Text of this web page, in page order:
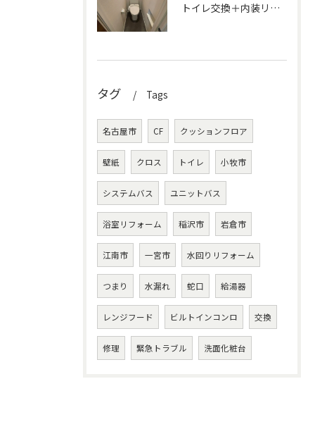
トイレ交換＋内装リフォームで明るく清潔な空間に
タグ Tags
名古屋市 CF クッションフロア
壁紙 クロス トイレ 小牧市
システムバス ユニットバス
浴室リフォーム 稲沢市 岩倉市
江南市 一宮市 水回りリフォーム
つまり 水漏れ 蛇口 給湯器
レンジフード ビルトインコンロ 交換
修理 緊急トラブル 洗面化粧台